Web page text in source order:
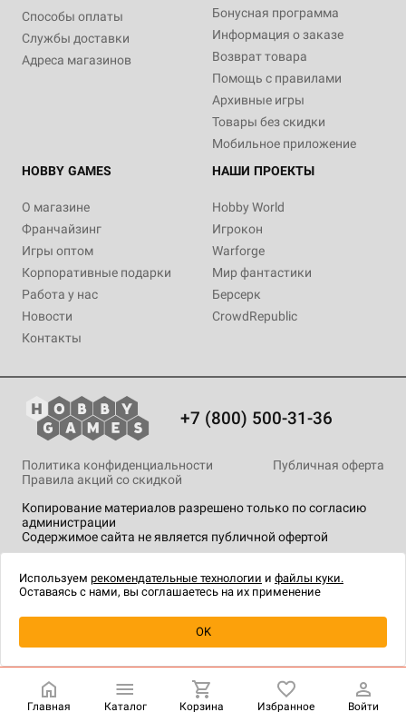
Уведомить о наличии
Способы оплаты
Службы доставки
Адреса магазинов
Бонусная программа
Информация о заказе
Возврат товара
Помощь с правилами
Архивные игры
Товары без скидки
Мобильное приложение
HOBBY GAMES
О магазине
Франчайзинг
Игры оптом
Корпоративные подарки
Работа у нас
Новости
Контакты
НАШИ ПРОЕКТЫ
Hobby World
Игрокон
Warforge
Мир фантастики
Берсерк
CrowdRepublic
+7 (800) 500-31-36
Копирование материалов разрешено только по согласию
администрации
Содержимое сайта не является публичной офертой
Политика конфиденциальности
Публичная оферта
Правила акций со скидкой
технологии.
Главная Каталог Корзина Избранное Войти
Используем рекомендательные технологии и файлы куки.
Оставаясь с нами, вы соглашаетесь на их применение
OK